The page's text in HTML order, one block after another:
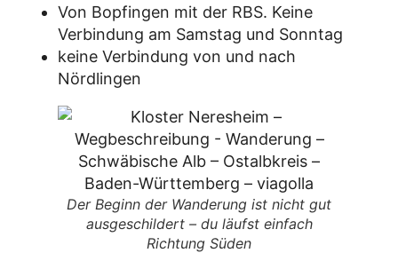
Von Bopfingen mit der RBS. Keine
Verbindung am Samstag und Sonntag
keine Verbindung von und nach
Nördlingen
Der Beginn der Wanderung ist nicht gut
ausgeschildert – du läufst einfach
Richtung Süden